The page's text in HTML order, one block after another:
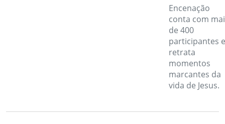
Encenação
conta com
de 400
participantes e
retrata
momentos
marcantes da
vida de Jesus.